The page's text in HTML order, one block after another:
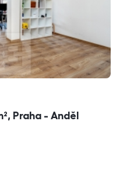
Praha - Anděl